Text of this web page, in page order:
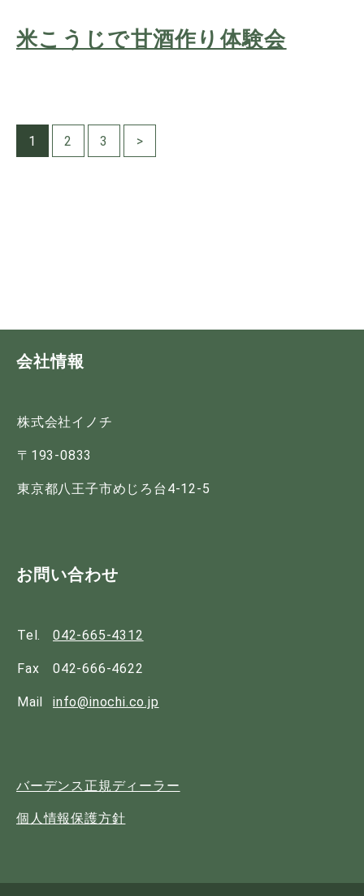
米こうじで甘酒作り体験会
1 2 3 >
会社情報
株式会社イノチ
〒193-0833
東京都八王子市めじろ台4-12-5
お問い合わせ
Tel. 042-665-4312
Fax 042-666-4622
Mail info@inochi.co.jp
バーデンス正規ディーラー
個人情報保護方針